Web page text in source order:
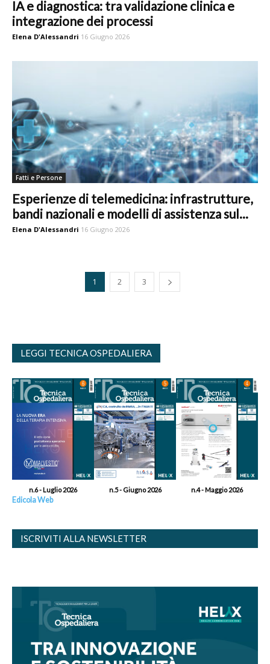
IA e diagnostica: tra validazione clinica e
integrazione dei processi
Elena D'Alessandri 16 Giugno 2026
Fatti e Persone
Esperienze di telemedicina: infrastrutture,
bandi nazionali e modelli di assistenza sul...
Elena D'Alessandri 16 Giugno 2026
1 2 3
LEGGI TECNICA OSPEDALIERA
n.6 - Luglio 2026 n.5 - Giugno 2026 n.4 - Maggio 2026
Edicola Web
ISCRIVITI ALLA NEWSLETTER